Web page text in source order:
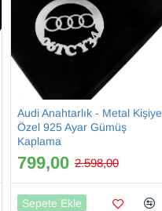
Audi Anahtarlık - Metal Kişiye
Özel 925 Ayar Gümüş
Kaplama
799,00 2.598,00
Sepete Ekle